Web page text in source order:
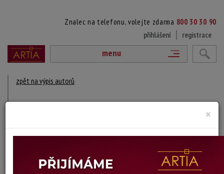
Znalec na telefonu, volejte zdarma 800 30 30 90
přihlášení
registrace
menu
zpět na výpis autorů
1828 - ?
×